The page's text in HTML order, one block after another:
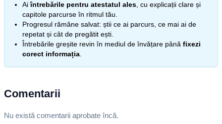
Aiîntrebările pentru atestatul ales , cu explicații clare și
capitole parcurse în ritmul tău.
Progresul rămâne salvat: știi ce ai parcurs, ce mai ai de
repetat și cât de pregătit ești.
Întrebările greșite revin în mediul de învățare până fixezi
corect informația
Comentarii
Nu există comentarii aprobate încă.